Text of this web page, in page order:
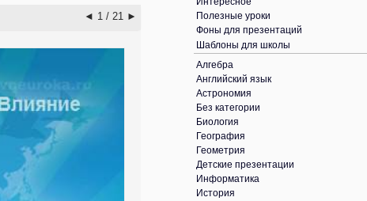
◄ 1 / 21 ►
Полезные уроки
Фоны для презентаций
Шаблоны для школы
Алгебра
Английский язык
Астрономия
Без категории
Биология
География
Геометрия
Детские презентации
Информатика
История